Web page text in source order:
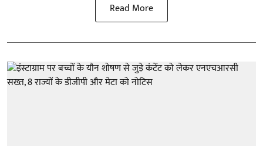
Read More